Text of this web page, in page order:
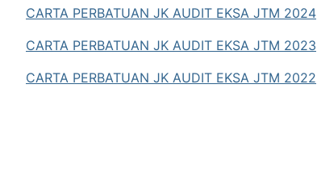
CARTA PERBATUAN JK AUDIT EKSA JTM 2024
CARTA PERBATUAN JK AUDIT EKSA JTM 2023
CARTA PERBATUAN JK AUDIT EKSA JTM 2022